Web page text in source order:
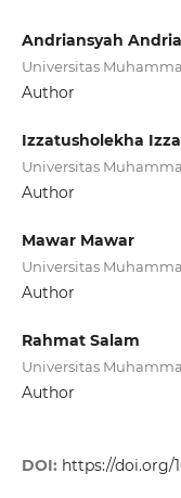
Andriansyah
Universitas
Author
Izzatusholekha
Universitas
Author
Mawar Mawar
Universitas
Author
Rahmat Salam
Universitas
Author
DOI: https://doi.org/